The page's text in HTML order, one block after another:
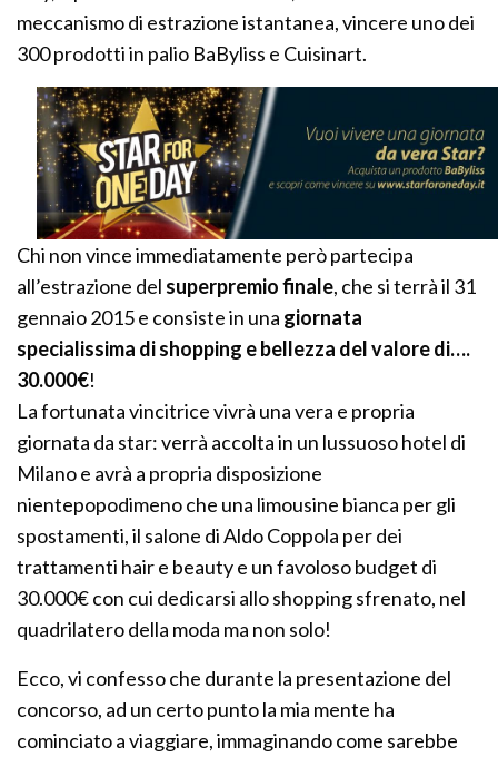
meccanismo di estrazione istantanea, vincere uno dei
300 prodotti in palio BaByliss e Cuisinart.
Chi non vince immediatamente però partecipa
all’estrazione del superpremio finale, che si terrà il 31
gennaio 2015 e consiste in una giornata
specialissima di shopping e bellezza del valore di….
30.000€!
La fortunata vincitrice vivrà una vera e propria
giornata da star: verrà accolta in un lussuoso hotel di
Milano e avrà a propria disposizione
nientepopodimeno che una limousine bianca per gli
spostamenti, il salone di Aldo Coppola per dei
trattamenti hair e beauty e un favoloso budget di
30.000€ con cui dedicarsi allo shopping sfrenato, nel
quadrilatero della moda ma non solo!
Ecco, vi confesso che durante la presentazione del
concorso, ad un certo punto la mia mente ha
cominciato a viaggiare, immaginando come sarebbe